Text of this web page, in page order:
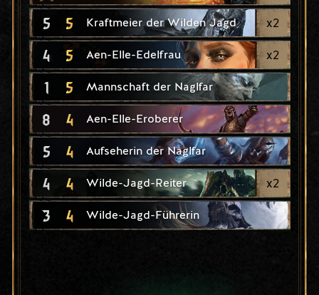
5 5 Kraftmeier der Wilden Jagd x2
4 5 Aen-Elle-Edelfrau x2
1 5 Mannschaft der Naglfar
8 4 Aen-Elle-Eroberer
5 4 Aufseherin der Naglfar
4 4 Wilde-Jagd-Reiter x2
3 4 Wilde-Jagd-Führerin